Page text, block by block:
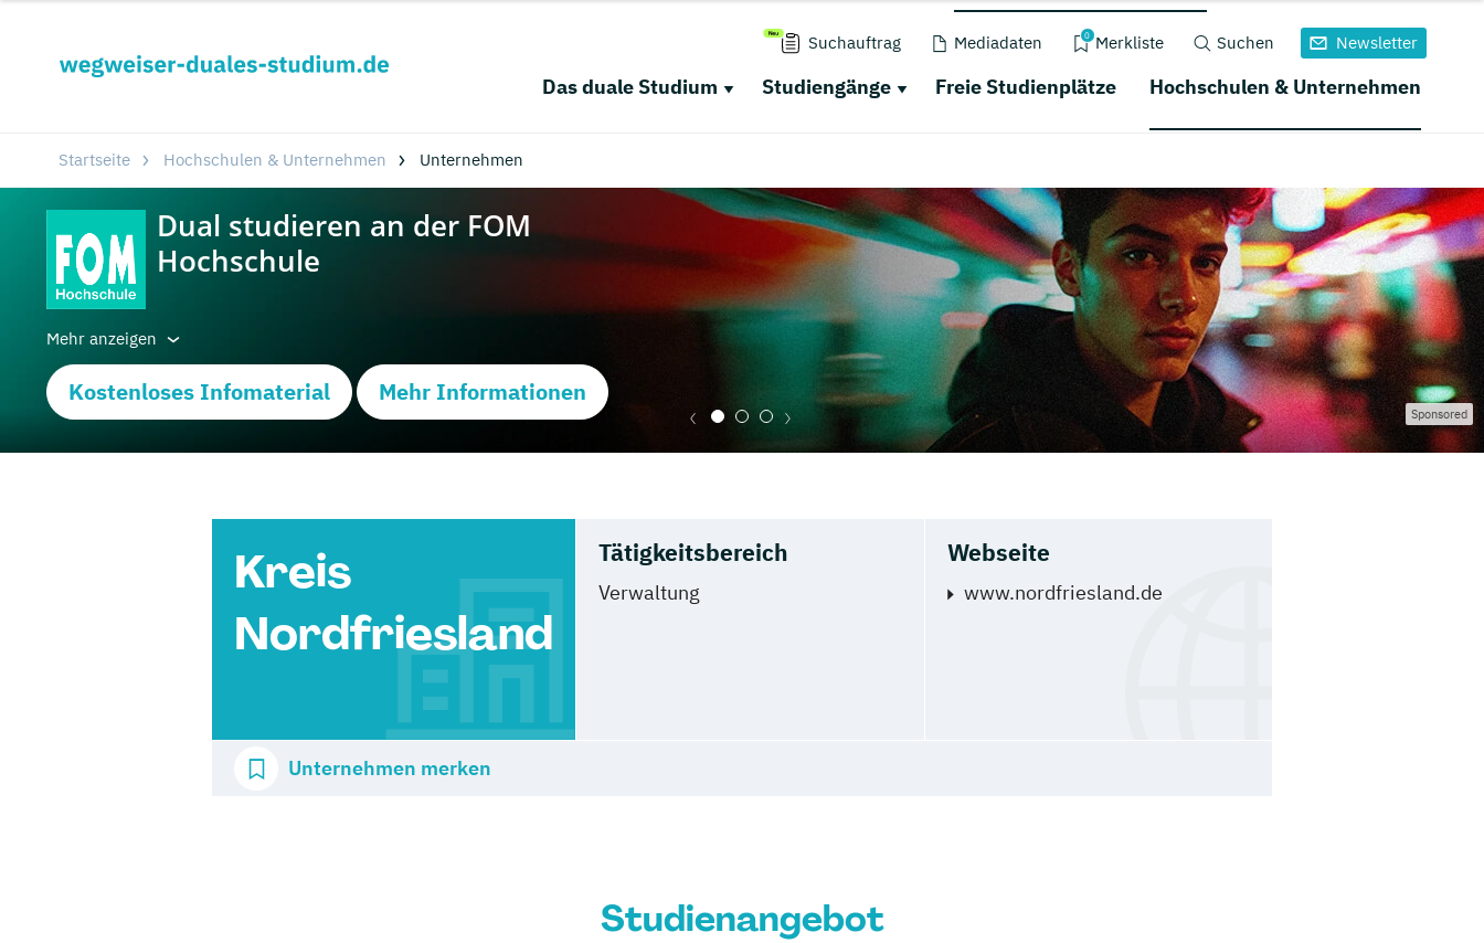
Suchauftrag Mediadaten 0 Merkliste Suchen Newsletter
Das duale Studium Studiengänge Freie Studienplätze Hochschulen & Unternehmen
Startseite Hochschulen & Unternehmen Unternehmen
Mehr anzeigen
Kostenloses Infomaterial Mehr Informationen
Sponsored
Kreis
Nordfriesland
Tätigkeitsbereich
Verwaltung
Webseite
www.nordfriesland.de
Unternehmen merken
Studienangebot